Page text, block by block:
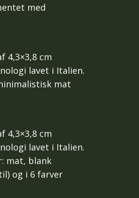
med
4,3×3,8 cm
lavet i Italien.
mat
4,3×3,8 cm
lavet i Italien.
mat, blank
og i 6 farver